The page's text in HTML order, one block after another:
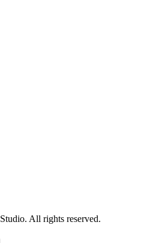
All rights reserved.